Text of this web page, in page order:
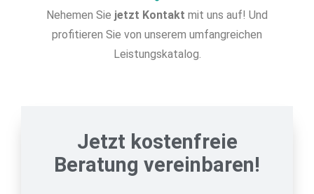
Nehemen Sie jetzt Kontakt mit uns auf! Und
profitieren Sie von unserem umfangreichen
Leistungskatalog.
Jetzt kostenfreie
Beratung vereinbaren!